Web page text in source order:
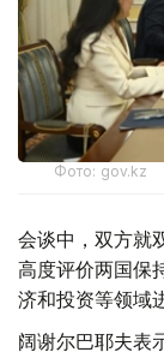
Фото: gov.kz
会谈中，双方就
高度评价两国保
济和投资等领域
阔谢尔巴耶夫表